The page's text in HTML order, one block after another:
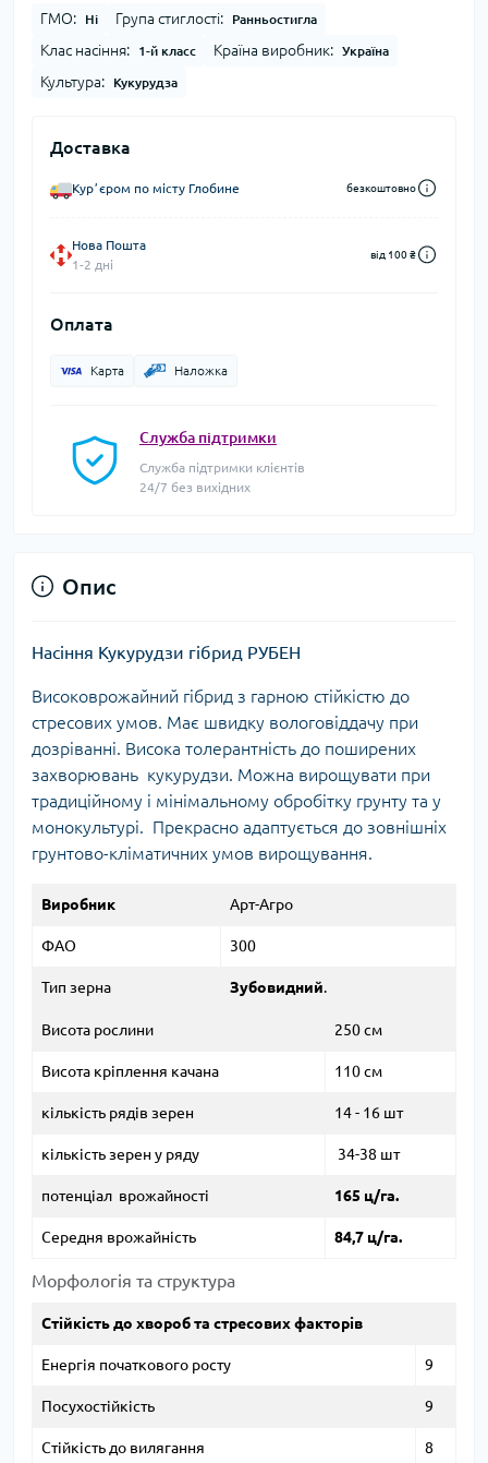
ГМО: Ні Група стиглості: Ранньостигла
Клас насіння: 1-й класс Країна виробник: Україна
Культура: Кукурудза
Доставка
Курʼєром по місту Глобине безкоштовно
Нова Пошта
1-2 дні
від 100 ₴
Оплата
Карта Наложка
Служба підтримки
Служба підтримки клієнтів
24/7 без вихідних
Опис
Насіння Кукурудзи гібрид РУБЕН
Високоврожайний гібрид з гарною стійкістю до
стресових умов. Має швидку вологовіддачу при
дозріванні. Висока толерантність до поширених
захворювань кукурудзи. Можна вирощувати при
традиційному і мінiмальному обробітку грунту та у
монокультурі. Прекрасно адаптується до зовнішніх
грунтово-кліматичних умов вирощування.
Виробник Арт-Агро
ФАО 300
Тип зерна Зубовидний.
Морфологія та структура
Висота рослини 250 см
Висота кріплення качана 110 см
кількість рядів зерен 14 - 16 шт
кількість зерен у ряду 34-38 шт
потенціал врожайності 165 ц/га.
Середня врожайність 84,7 ц/га.
Стійкість до хвороб та стресових факторів
Енергія початкового росту 9
Посухостійкість 9
Стійкість до вилягання 8